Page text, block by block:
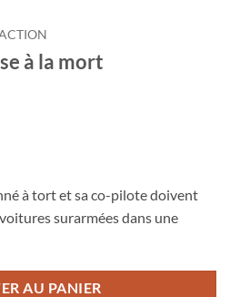
à la mort
à tort et sa co-pilote doivent
surarmées dans une
AU PANIER